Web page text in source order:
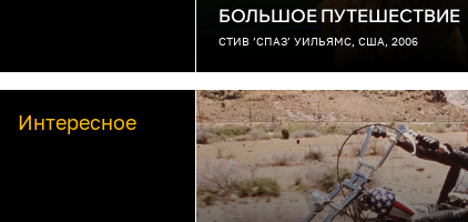
БОЛЬШОЕ ПУТЕШЕСТВИЕ
СТИВ ’СПАЗ’ УИЛЬЯМС, США, 2006
Интересное